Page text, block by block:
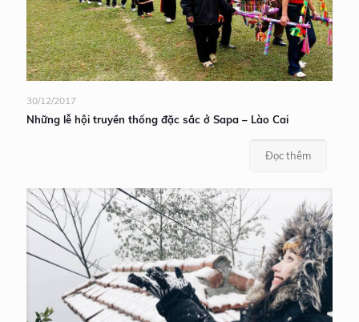
30/12/2017
Những lễ hội truyền thống đặc sắc ở Sapa – Lào Cai
Đọc thêm